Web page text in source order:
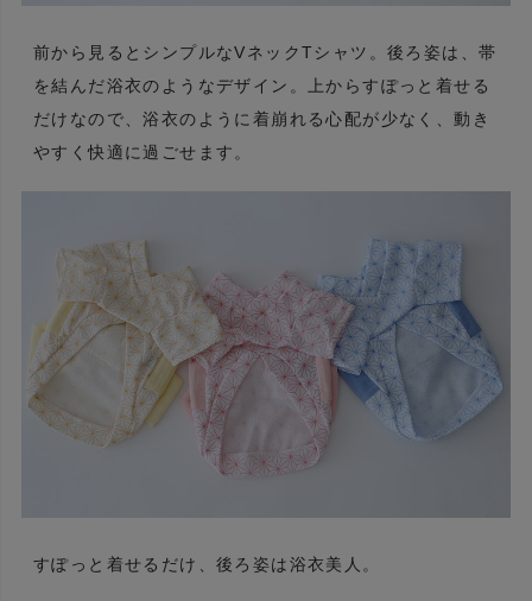
前から見るとシンプルなVネックTシャツ。後ろ姿は、帯
を結んだ浴衣のようなデザイン。上からすぽっと着せる
だけなので、浴衣のように着崩れる心配が少なく、動き
やすく快適に過ごせます。
すぽっと着せるだけ、後ろ姿は浴衣美人。